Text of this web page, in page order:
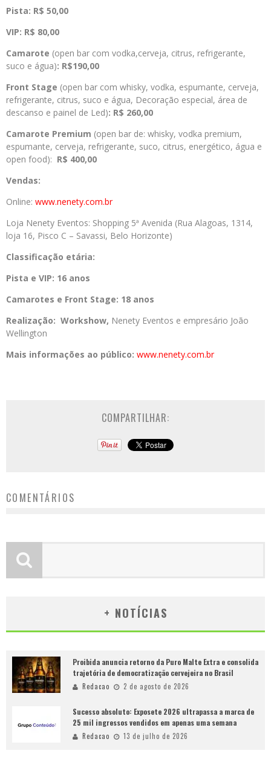
Pista: R$ 50,00
VIP: R$ 80,00
Camarote (open bar com vodka,cerveja, citrus, refrigerante,
suco e água): R$190,00
Front Stage (open bar com whisky, vodka, espumante, cerveja,
refrigerante, citrus, suco e água, Decoração especial, área de
descanso e painel de Led): R$ 260,00
Camarote Premium (open bar de: whisky, vodka premium,
espumante, cerveja, refrigerante, suco, citrus, energético, água e
open food): R$ 400,00
Vendas:
Online: www.nenety.com.br
Loja Nenety Eventos: Shopping 5ª Avenida (Rua Alagoas, 1314,
loja 16, Pisco C – Savassi, Belo Horizonte)
Classificação etária:
Pista e VIP: 16 anos
Camarotes e Front Stage: 18 anos
Realização: Workshow, Nenety Eventos e empresário João
Wellington
Mais informações ao público: www.nenety.com.br
COMPARTILHAR:
COMENTÁRIOS
+ NOTÍCIAS
Proibida anuncia retorno da Puro Malte Extra e consolida
trajetória de democratização cervejeira no Brasil
Redacao 2 de agosto de 2026
Sucesso absoluto: Exposete 2026 ultrapassa a marca de
25 mil ingressos vendidos em apenas uma semana
Redacao 13 de julho de 2026